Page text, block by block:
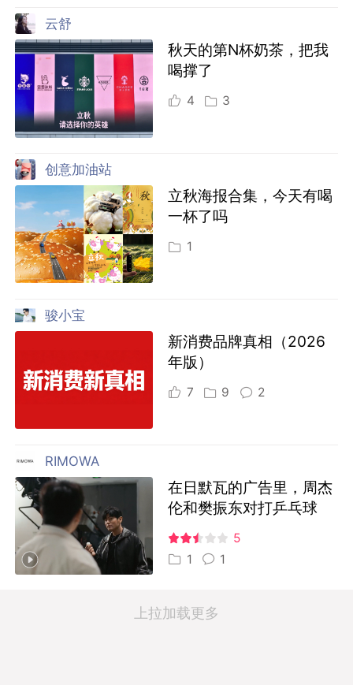
云舒
秋天的第N杯奶茶，把我
喝撑了
4 3
创意加油站
立秋海报合集，今天有喝
一杯了吗
1
骏小宝
新消费品牌真相（2026
年版）
7 9 2
RIMOWA
在日默瓦的广告里，周杰
伦和樊振东对打乒乓球
5
1
1
上拉加载更多